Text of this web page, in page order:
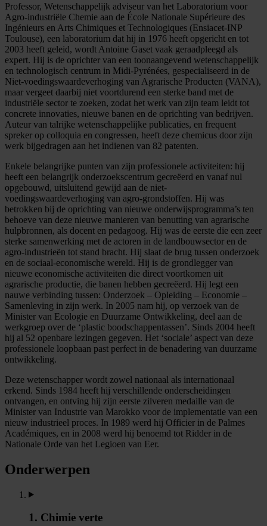
Professor, Wetenschappelijk adviseur van het Laboratorium voor
Agro-industriële Chemie aan de École Nationale Supérieure des
Ingénieurs en Arts Chimiques et Technologiques (Ensiacet-INP
Toulouse), een laboratorium dat hij in 1976 heeft opgericht en tot
2003 heeft geleid, wordt Antoine Gaset vaak geraadpleegd als
expert. Hij is de oprichter van een toonaangevend wetenschappelijk
en technologisch centrum in Midi-Pyrénées, gespecialiseerd in de
Niet-voedingswaardeverhoging van Agrarische Producten (VANA),
maar vergeet daarbij niet voortdurend een sterke band met de
industriële sector te zoeken, zodat het werk van zijn team leidt tot
concrete innovaties, nieuwe banen en de oprichting van bedrijven.
Auteur van talrijke wetenschappelijke publicaties, en frequent
spreker op colloquia en congressen, heeft deze chemicus door zijn
werk bijgedragen aan het indienen van 82 patenten.
Enkele belangrijke punten van zijn professionele activiteiten: hij
heeft een belangrijk onderzoekscentrum gecreëerd en vanaf nul
opgebouwd, uitsluitend gewijd aan de niet-
voedingswaardeverhoging van agro-grondstoffen. Hij was
betrokken bij de oprichting van nieuwe onderwijsprogramma’s ten
behoeve van deze nieuwe manieren van benutting van agrarische
hulpbronnen, als docent en pedagoog. Hij was de eerste die een zeer
sterke samenwerking met de actoren in de landbouwsector en de
agro-industrieën tot stand bracht. Hij slaat de brug tussen onderzoek
en de sociaal-economische wereld. Hij is de grondlegger van
nieuwe economische activiteiten die direct voortkomen uit
agrarische productie, die banen hebben gecreëerd. Hij legt een
nauwe verbinding tussen: Onderzoek – Opleiding – Economie –
Samenleving in zijn werk. In 2005 nam hij, op verzoek van de
Minister van Ecologie en Duurzame Ontwikkeling, deel aan de
werkgroep over de ‘plastic boodschappentassen’. Sinds 2004 heeft
hij al 52 openbare lezingen gegeven. Het ‘sociale’ aspect van deze
professionele loopbaan past perfect in de benadering van duurzame
ontwikkeling.
Deze wetenschapper wordt zowel nationaal als internationaal
erkend. Sinds 1984 heeft hij verschillende onderscheidingen
ontvangen, en ontving hij zijn eerste zilveren medaille van de
Minister van Industrie van Marokko voor de implementatie van een
nieuw industrieel proces. In 1989 werd hij Officier in de Palmes
Académiques, en in 2008 werd hij benoemd tot Ridder in de
Nationale Orde van het Legioen van Eer.
Onderwerpen
1. Chimie verte